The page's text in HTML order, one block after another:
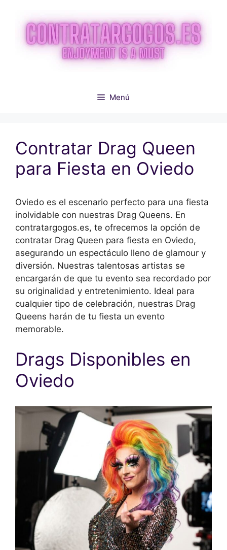
contenido
Menú
Contratar Drag Queen
para Fiesta en Oviedo
Oviedo es el escenario perfecto para una fiesta
inolvidable con nuestras Drag Queens. En
contratargogos.es, te ofrecemos la opción de
contratar Drag Queen para fiesta en Oviedo,
asegurando un espectáculo lleno de glamour y
diversión. Nuestras talentosas artistas se
encargarán de que tu evento sea recordado por
su originalidad y entretenimiento. Ideal para
cualquier tipo de celebración, nuestras Drag
Queens harán de tu fiesta un evento
memorable.
Drags Disponibles en
Oviedo